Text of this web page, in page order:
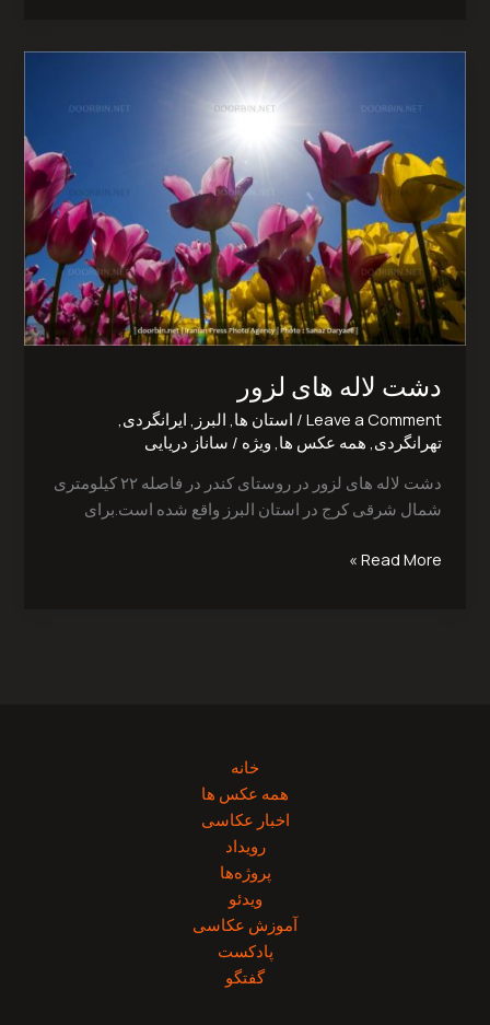
دشت لاله های لزور‎
Leave a Comment
/ استان ها البرز ایرانگردی
تهرانگردی همه عکس ها ویژه / ساناز دریایی
دشت لاله های لزور در روستای کندر در فاصله ۲۲ کیلومتری
شمال شرقی کرج در استان البرز واقع شده است.برای
Read More »
خانه
همه عکس ها
اخبار عکاسی
رویداد
پروژه‌‌ها
ویدئو
آموزش عکاسی
پادکست
گفتگو